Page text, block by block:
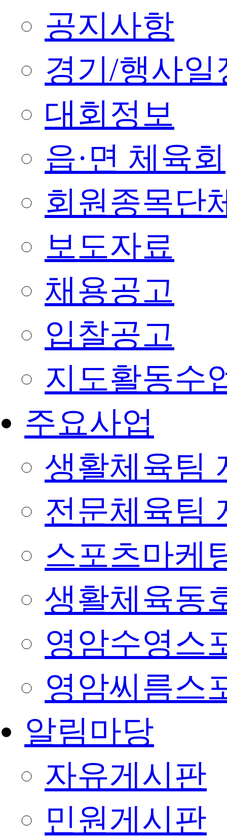
공지사항
경기/행사일
대회정보
읍·면 체육회
회원종목단
보도자료
채용공고
입찰공고
지도활동수
주요사업
생활체육팀
전문체육팀
스포츠마케
생활체육동
영암수영스
영암씨름스
알림마당
자유게시판
민원게시판